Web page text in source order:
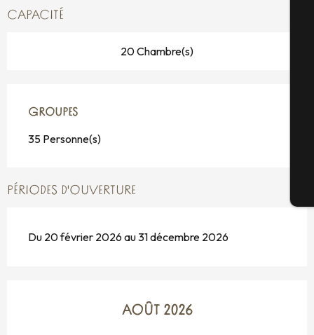
CAPACITÉ
20 Chambre(s)
GROUPES
GROUPES
35 Personne(s)
PÉRIODES D'OUVERTURE
Du 20 février 2026 au 31 décembre 2026
AOÛT 2026